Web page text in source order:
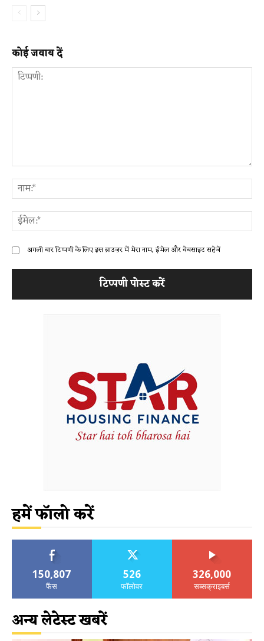
कोई जवाब दें
अगली बार टिप्पणी के लिए इस ब्राउज़र में मेरा नाम, ईमेल और वेबसाइट सहेजें
हमें फॉलो करें
150,807
फैंस
526
फॉलोवर
326,000
सब्सक्राइबर्स
अन्य लेटेस्ट खबरें